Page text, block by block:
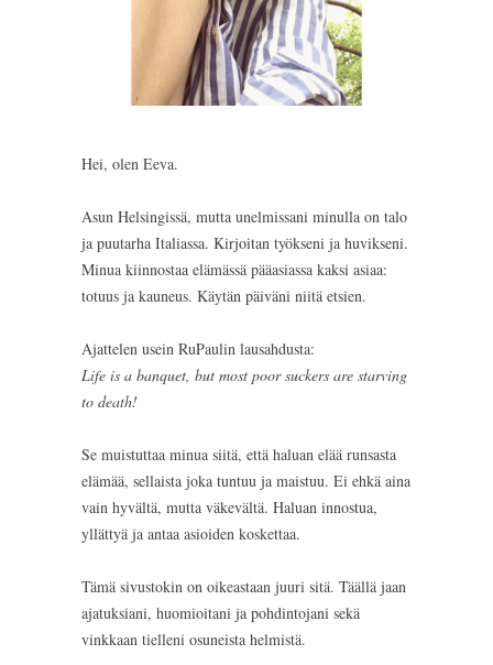
Hei, olen Eeva.
Asun Helsingissä, mutta unelmissani minulla on talo
ja puutarha Italiassa. Kirjoitan työkseni ja huvikseni.
Minua kiinnostaa elämässä pääasiassa kaksi asiaa:
totuus ja kauneus. Käytän päiväni niitä etsien.
Ajattelen usein RuPaulin lausahdusta:
Life is a banquet, but most poor suckers are starving
to death!
Se muistuttaa minua siitä, että haluan elää runsasta
elämää, sellaista joka tuntuu ja maistuu. Ei ehkä aina
vain hyvältä, mutta väkevältä. Haluan innostua,
yllättyä ja antaa asioiden koskettaa.
Tämä sivustokin on oikeastaan juuri sitä. Täällä jaan
ajatuksiani, huomioitani ja pohdintojani sekä
vinkkaan tielleni osuneista helmistä.